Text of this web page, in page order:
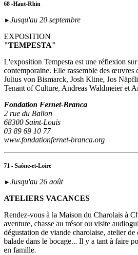
68 -Haut-Rhin
► Jusqu'au 20 septembre
EXPOSITION
"TEMPESTA"
L'exposition Tempesta est une réflexion
contemporaine. Elle rassemble des œuvres
Julius von Bismarck, Josh Kline, Jos
Tenant of Culture, Andreas Waldmeier et
Fondation Fernet-Branca
2 rue du Ballon
68300 Saint-Louis
03 89 69 10 77
www.fondationfernet-branca.org
71 - Saône-et-Loire
► Jusqu'au 26 août
ATELIERS VACANCES
Rendez-vous à la Maison du Charolais à
aventure, chasse au trésor ou visite
dégustation de viande charolaise, atelier
balade dans le bocage... Il y a tant à faire
en famille.